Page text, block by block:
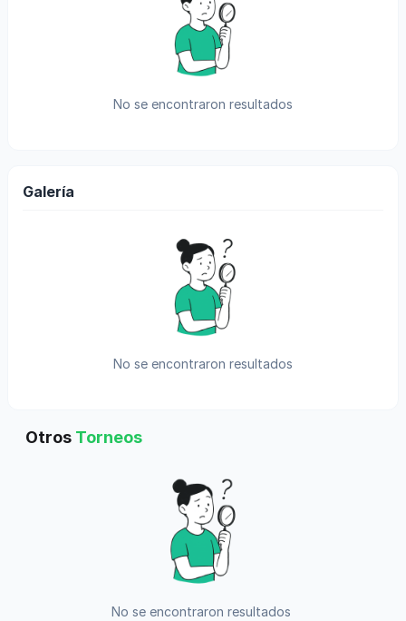
No se encontraron resultados
Galería
No se encontraron resultados
Otros Torneos
No se encontraron resultados